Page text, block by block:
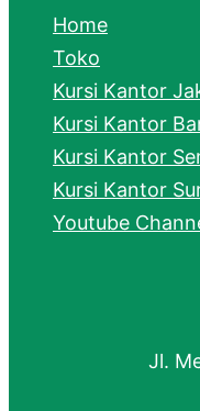
h
Home
Toko
Kursi Kantor
Kursi Kantor
Kursi Kantor
Kursi Kantor
Youtube
Jl.